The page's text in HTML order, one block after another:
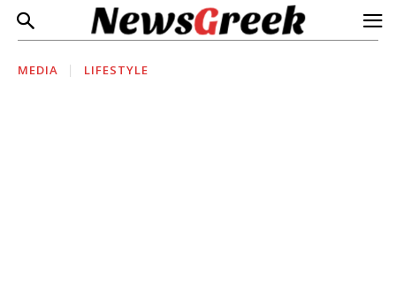
MEDIA LIFESTYLE